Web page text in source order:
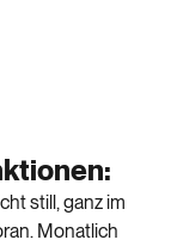
still, ganz im
Monatlich